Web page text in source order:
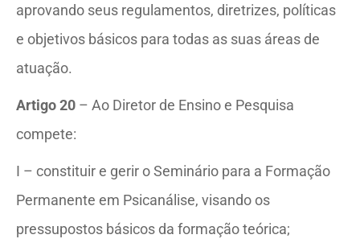
aprovando seus regulamentos, diretrizes, políticas
e objetivos básicos para todas as suas áreas de
atuação.
Artigo 20 – Ao Diretor de Ensino e Pesquisa
compete:
I – constituir e gerir o Seminário para a Formação
Permanente em Psicanálise, visando os
pressupostos básicos da formação teórica;